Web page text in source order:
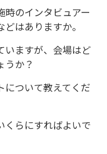
時のインタビュアー
はありますか。
いますが、会場はど
うか？
について教えてくだ
くらにすればよいで